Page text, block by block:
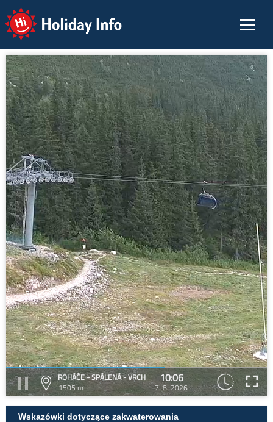
Holiday Info
ROHÁČE - SPÁLENÁ - VRCH
1505 m
10:06
7. 8. 2026
Wskazówki dotyczące zakwaterowania